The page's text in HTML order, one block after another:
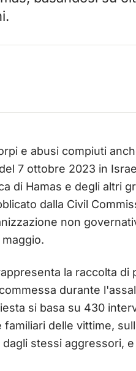
e abusi compiuti
7 ottobre 2023 in
di Hamas e degli altri
dalla Civil
non
la raccolta di
durante
si basa su 430
delle vittime,
stessi aggressori,